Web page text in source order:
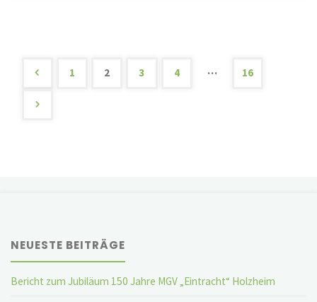
25
Seitennummerierung
1 2 3 4 … 16
NEUESTE BEITRÄGE
Bericht zum Jubiläum 150 Jahre MGV „Eintracht“ Holzheim